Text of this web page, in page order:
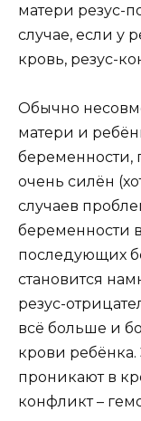
матери резус-
случае, если у
кровь, резус-
Обычно
матери и
беременности,
очень силён
случаев
беременности
последующих
становится
резус-
всё больше и
крови ребёнка.
проникают в
конфликт –